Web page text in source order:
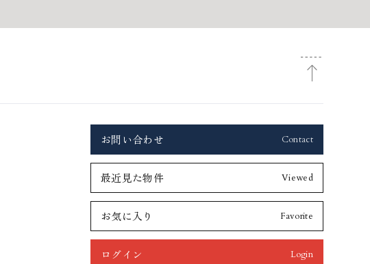
お問い合わせ Contact
最近見た物件 Viewed
お気に入り Favorite
ログイン Login